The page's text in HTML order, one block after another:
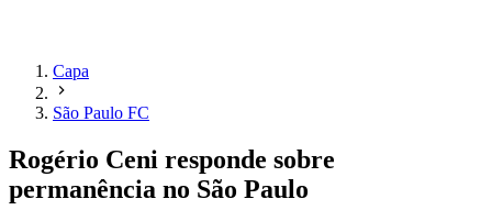
Capa
São Paulo FC
Rogério Ceni responde sobre
permanência no São Paulo